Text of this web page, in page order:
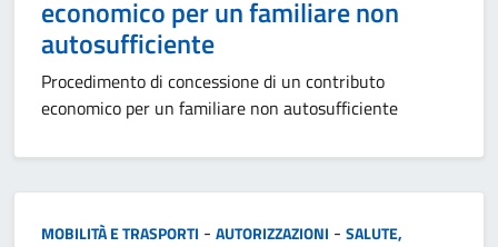
economico per un familiare non
autosufficiente
Procedimento di concessione di un contributo
economico per un familiare non autosufficiente
Categoria:
MOBILITÀ E TRASPORTI - AUTORIZZAZIONI - SALUTE,